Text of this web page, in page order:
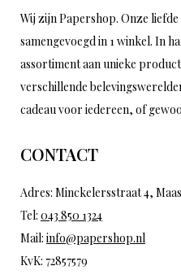
Wij zijn Papershop. Onze
samengevoegd in 1 winkel. In
assortiment aan unieke
verschillende
cadeau voor iedereen, of
CONTACT
Adres: Minckelersstraat 4,
Tel: 043 850 1324
Mail: info@papershop.nl
KvK: 72857579